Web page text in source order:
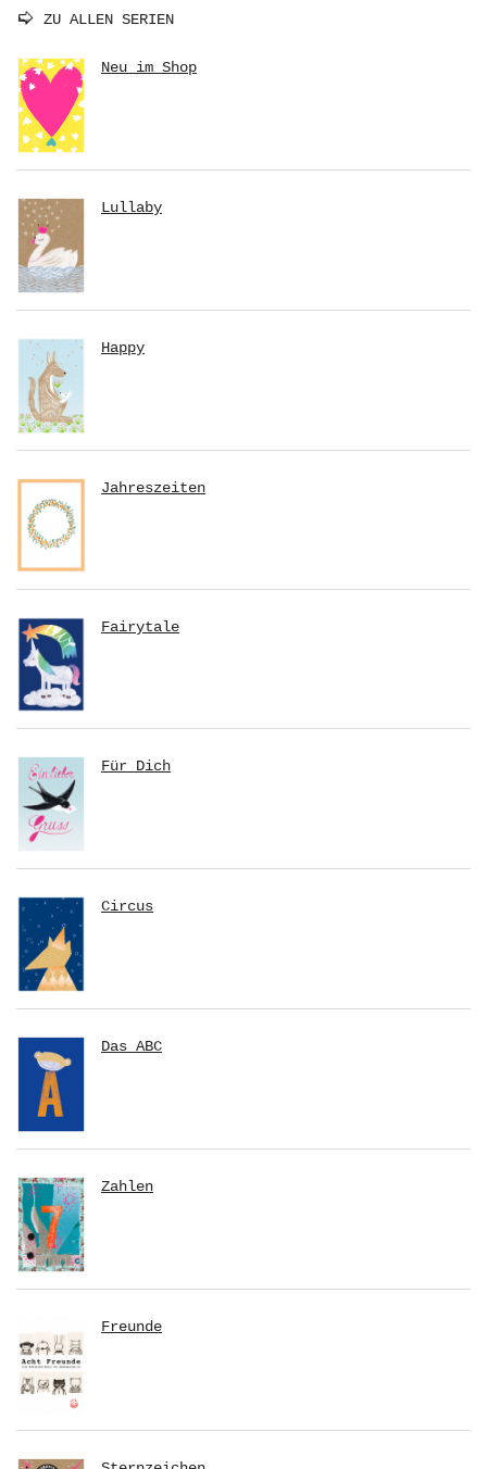
ZU ALLEN SERIEN
Neu im Shop
Lullaby
Happy
Jahreszeiten
Fairytale
Für Dich
Circus
Das ABC
Zahlen
Freunde